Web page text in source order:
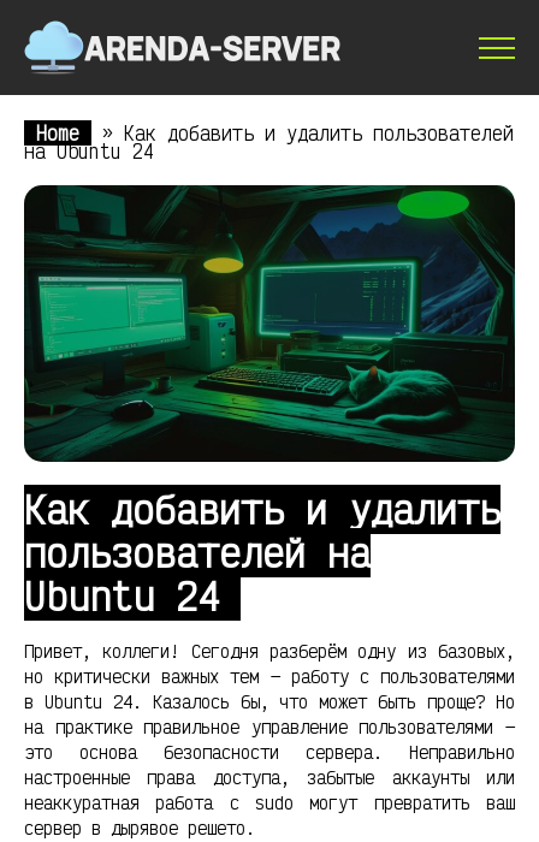
Home » Как добавить и удалить пользователей
на Ubuntu 24
Как добавить и удалить
пользователей на
Ubuntu 24
Привет, коллеги! Сегодня разберём одну из базовых,
но критически важных тем — работу с пользователями
в Ubuntu 24. Казалось бы, что может быть проще? Но
на практике правильное управление пользователями —
это основа безопасности сервера. Неправильно
настроенные права доступа, забытые аккаунты или
неаккуратная работа с sudo могут превратить ваш
сервер в дырявое решето.